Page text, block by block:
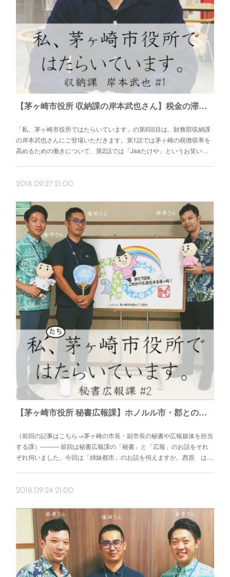
【茅ヶ崎市役所 収納課の岸本武也さん】税金の滞納をなくす仕事。子どもの税教育にも取り組む。
「私、茅ヶ崎市役所ではたらいています」の第6回目は、財務部収納課
の岸本武也さんにご登場いただきます。第1話では茅ヶ崎の税徴収率を
高めるための働きについて、第2話では「Jaaたけや」というお笑い…
2018.09.27 21:00
【茅ヶ崎市役所 秘書広報課】ホノルル市・郡との姉妹都市友好協定をまちの活性化に！ – 広報担当の塩田恭介さん、秘書担当の金子雄基さん、姉妹都市担当の西原亮さん –
（前回の記事はこちら→茅ヶ崎の市長・副市長の秘書や広報媒体を担当
する課）――― 前回は秘書広報課の「秘書」と「広報」のお話をそれ
ぞれ伺いました。今回は「姉妹都市」のお話を伺えますか。西原 は…
2018.09.24 21:00